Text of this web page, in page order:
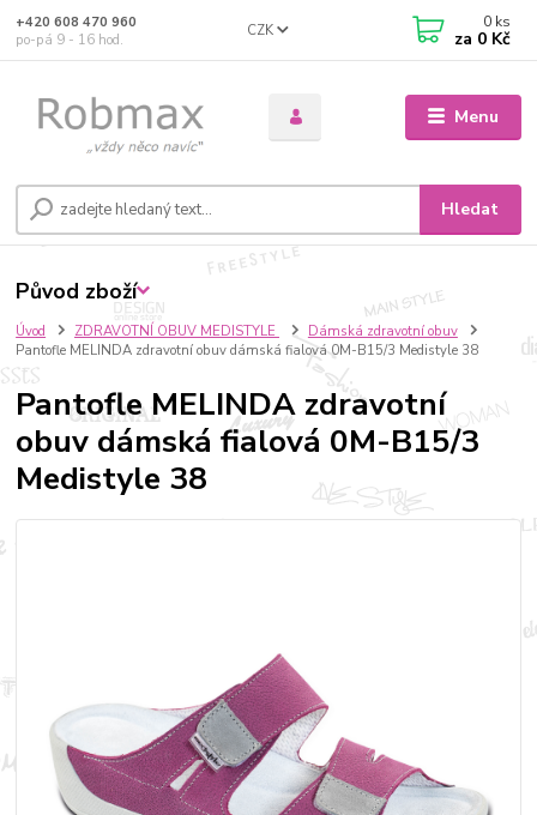
Menu
CZK
Hledat
+420 608 470 960
po-pá 9 - 16 hod.
0 ks
za 0 Kč
Úvod ZDRAVOTNÍ OBUV MEDISTYLE
Dámská zdravotní obuv
Pantofle MELINDA zdravotní obuv dámská fialová 0M-B15/3 Medistyle 38
Pantofle MELINDA zdravotní
obuv dámská fialová 0M-B15/3
Medistyle 38
Původ zboží